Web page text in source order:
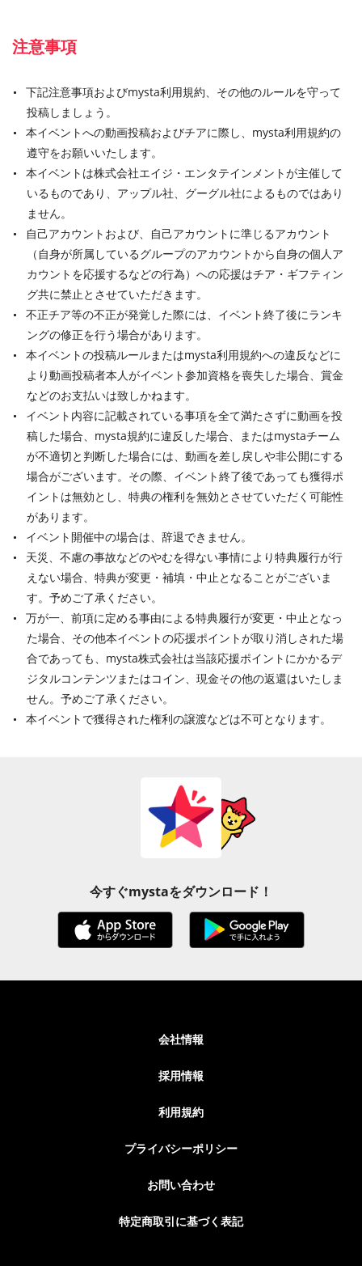
注意事項
下記注意事項およびmysta利用規約、その他のルールを守って
投稿しましょう。
本イベントへの動画投稿およびチアに際し、mysta利用規約の
遵守をお願いいたします。
本イベントは株式会社エイジ・エンタテインメントが主催して
いるものであり、アップル社、グーグル社によるものではあり
ません。
自己アカウントおよび、自己アカウントに準じるアカウント
（自身が所属しているグループのアカウントから自身の個人ア
カウントを応援するなどの行為）への応援はチア・ギフティン
グ共に禁止とさせていただきます。
不正チア等の不正が発覚した際には、イベント終了後にランキ
ングの修正を行う場合があります。
本イベントの投稿ルールまたはmysta利用規約への違反などに
より動画投稿者本人がイベント参加資格を喪失した場合、賞金
などのお支払いは致しかねます。
イベント内容に記載されている事項を全て満たさずに動画を投
稿した場合、mysta規約に違反した場合、またはmystaチーム
が不適切と判断した場合には、動画を差し戻しや非公開にする
場合がございます。その際、イベント終了後であっても獲得ポ
イントは無効とし、特典の権利を無効とさせていただく可能性
があります。
イベント開催中の場合は、辞退できません。
天災、不慮の事故などのやむを得ない事情により特典履行が行
えない場合、特典が変更・補填・中止となることがございま
す。予めご了承ください。
万が一、前項に定める事由による特典履行が変更・中止となっ
た場合、その他本イベントの応援ポイントが取り消しされた場
合であっても、mysta株式会社は当該応援ポイントにかかるデ
ジタルコンテンツまたはコイン、現金その他の返還はいたしま
せん。予めご了承ください。
本イベントで獲得された権利の譲渡などは不可となります。
今すぐmystaをダウンロード！
会社情報
採用情報
利用規約
プライバシーポリシー
お問い合わせ
特定商取引に基づく表記